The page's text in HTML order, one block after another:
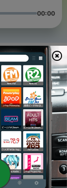
00:00
日目を考え
目を考えて
を見てき